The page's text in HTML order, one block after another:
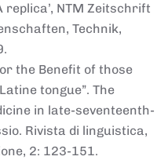
NTM Zeitschrift
Technik,
the Benefit of those
tongue”. The
in late-seventeenth-
Rivista di linguistica,
2: 123-151.